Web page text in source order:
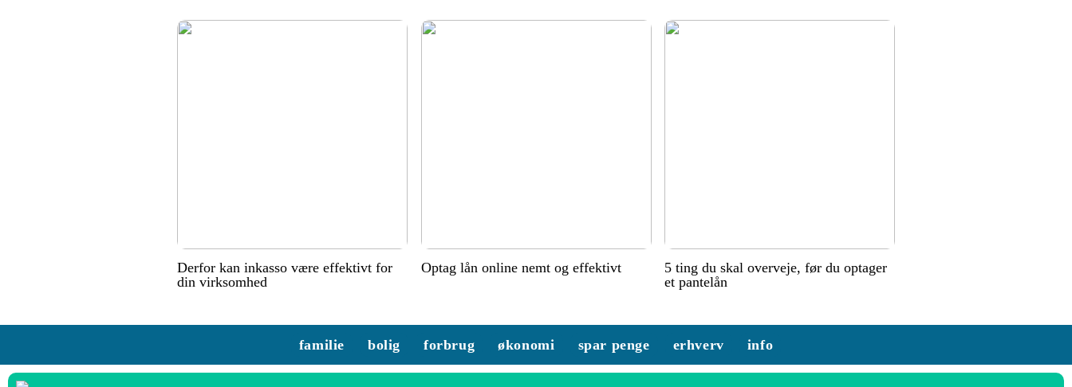
Derfor kan inkasso være effektivt for
din virksomhed
Optag lån online nemt og effektivt
5 ting du skal overveje, før du optager
et pantelån
familie bolig forbrug økonomi spar penge erhverv info